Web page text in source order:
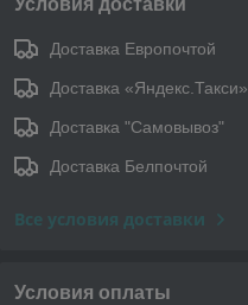
Условия доставки
Доставка Европочтой
Доставка «Яндекс.Такси»
Доставка "Самовывоз"
Доставка Белпочтой
Все условия доставки
Условия оплаты